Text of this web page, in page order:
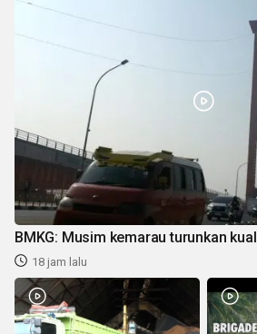
BMKG: Musim kemarau turunkan
18 jam lalu